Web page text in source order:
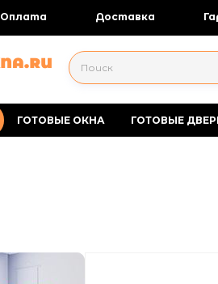
Оплата Доставка
ГОТОВЫЕ ОКНА ГОТОВЫЕ